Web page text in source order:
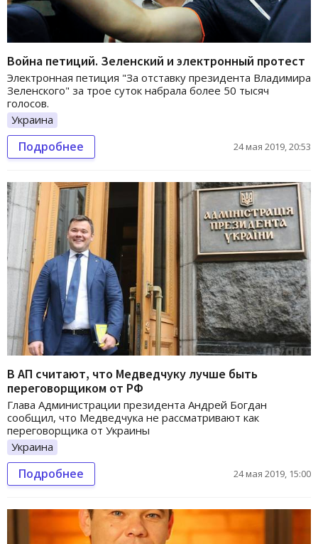
Война петиций. Зеленский и электронный протест
Электронная петиция "За отставку президента Владимира
Зеленского" за трое суток набрала более 50 тысяч
голосов.
Украина
Подробнее 24 мая 2019, 20:53
В АП считают, что Медведчуку лучше быть
переговорщиком от РФ
Глава Администрации президента Андрей Богдан
сообщил, что Медведчука не рассматривают как
переговорщика от Украины
Украина
Подробнее 24 мая 2019, 15:00